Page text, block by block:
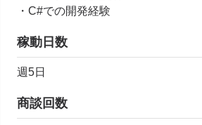
・C#での開発経験
稼動日数
週5日
商談回数